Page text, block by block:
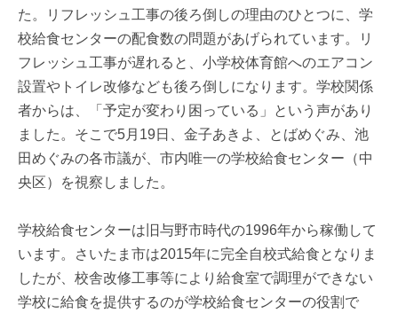
た。リフレッシュ工事の後ろ倒しの理由のひとつに、学
校給食センターの配食数の問題があげられています。リ
フレッシュ工事が遅れると、小学校体育館へのエアコン
設置やトイレ改修なども後ろ倒しになります。学校関係
者からは、「予定が変わり困っている」という声があり
ました。そこで5月19日、金子あきよ、とばめぐみ、池
田めぐみの各市議が、市内唯一の学校給食センター（中
央区）を視察しました。
学校給食センターは旧与野市時代の1996年から稼働して
います。さいたま市は2015年に完全自校式給食となりま
したが、校舎改修工事等により給食室で調理ができない
学校に給食を提供するのが学校給食センターの役割で